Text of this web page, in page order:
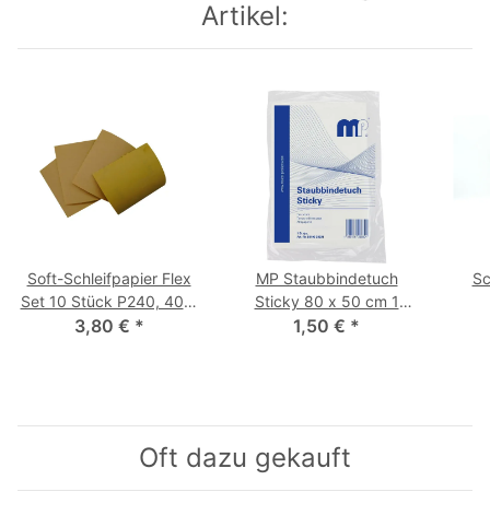
Artikel:
Soft-Schleifpapier Flex
Set 10 Stück P240, 400,
600, 800
3,80 € *
MP Staubbindetuch
Sticky 80 x 50 cm 1
Stück
1,50 € *
Oft dazu gekauft